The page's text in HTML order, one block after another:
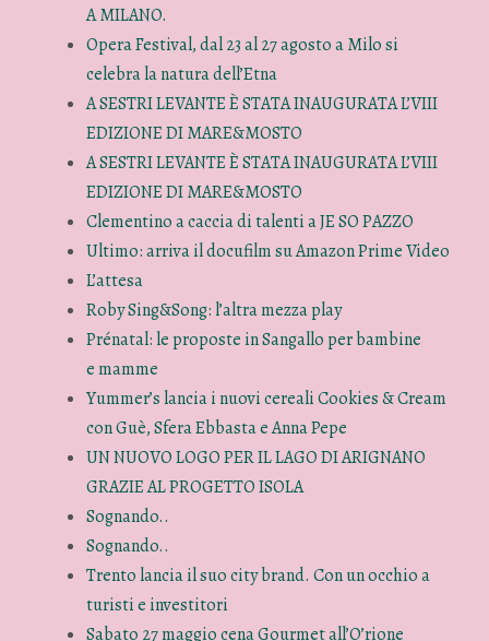
A MILANO.
Opera Festival, dal 23 al 27 agosto a Milo si
celebra la natura dell’Etna
A SESTRI LEVANTE È STATA INAUGURATA L’VIII
EDIZIONE DI MARE&MOSTO
A SESTRI LEVANTE È STATA INAUGURATA L’VIII
EDIZIONE DI MARE&MOSTO
Clementino a caccia di talenti a JE SO PAZZO
Ultimo: arriva il docufilm su Amazon Prime Video
L’attesa
Roby Sing&Song: l’altra mezza play
Prénatal: le proposte in Sangallo per bambine
e mamme
Yummer’s lancia i nuovi cereali Cookies & Cream
con Guè, Sfera Ebbasta e Anna Pepe
UN NUOVO LOGO PER IL LAGO DI ARIGNANO
GRAZIE AL PROGETTO ISOLA
Sognando..
Sognando..
Trento lancia il suo city brand. Con un occhio a
turisti e investitori
Sabato 27 maggio cena Gourmet all’O’rione